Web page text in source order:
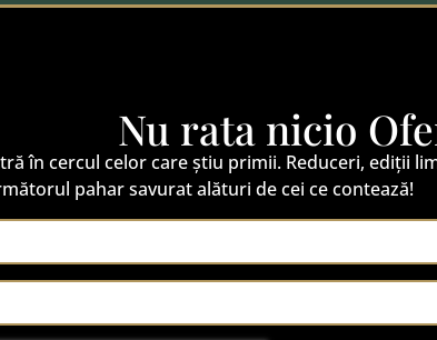
Nu rata nicio
în cercul celor care știu primii. Reduceri, ediții
pahar savurat alături de cei ce contează!